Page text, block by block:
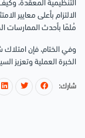
التنظيمية المعقدة،
مُلمًا بأحدث الممارسات
وفي الختام، فإن امتلاك
الخبرة العملية وتعزيز
شارك: